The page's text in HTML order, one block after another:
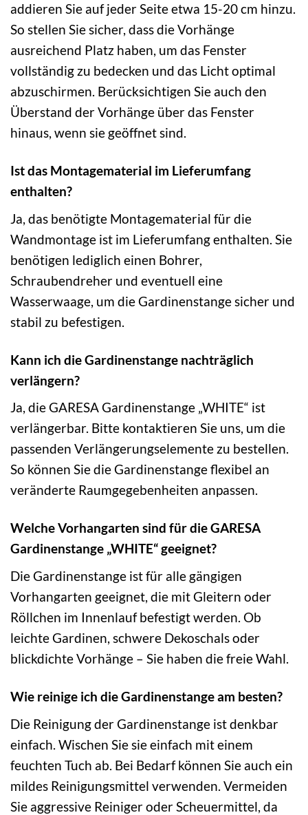
addieren Sie auf jeder Seite etwa 15-20 cm hinzu.
So stellen Sie sicher, dass die Vorhänge
ausreichend Platz haben, um das Fenster
vollständig zu bedecken und das Licht optimal
abzuschirmen. Berücksichtigen Sie auch den
Überstand der Vorhänge über das Fenster
hinaus, wenn sie geöffnet sind.
Ist das Montagematerial im Lieferumfang
enthalten?
Ja, das benötigte Montagematerial für die
Wandmontage ist im Lieferumfang enthalten. Sie
benötigen lediglich einen Bohrer,
Schraubendreher und eventuell eine
Wasserwaage, um die Gardinenstange sicher und
stabil zu befestigen.
Kann ich die Gardinenstange nachträglich
verlängern?
Ja, die GARESA Gardinenstange „WHITE“ ist
verlängerbar. Bitte kontaktieren Sie uns, um die
passenden Verlängerungselemente zu bestellen.
So können Sie die Gardinenstange flexibel an
veränderte Raumgegebenheiten anpassen.
Welche Vorhangarten sind für die GARESA
Gardinenstange „WHITE“ geeignet?
Die Gardinenstange ist für alle gängigen
Vorhangarten geeignet, die mit Gleitern oder
Röllchen im Innenlauf befestigt werden. Ob
leichte Gardinen, schwere Dekoschals oder
blickdichte Vorhänge – Sie haben die freie Wahl.
Wie reinige ich die Gardinenstange am besten?
Die Reinigung der Gardinenstange ist denkbar
einfach. Wischen Sie sie einfach mit einem
feuchten Tuch ab. Bei Bedarf können Sie auch ein
mildes Reinigungsmittel verwenden. Vermeiden
Sie aggressive Reiniger oder Scheuermittel, da